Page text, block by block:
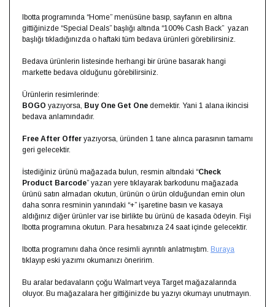
Ibotta programında “Home” menüsüne basıp, sayfanın en altına
gittiğinizde “Special Deals” başlığı altında “100% Cash Back” yazan
başlığı tıkladığınızda o haftaki tüm bedava ürünleri görebilirsiniz.
Bedava ürünlerin listesinde herhangi bir ürüne basarak hangi
markette bedava olduğunu görebilirsiniz.
Ürünlerin resimlerinde:
BOGO yazıyorsa, Buy One Get One demektir. Yani 1 alana ikincisi
bedava anlamındadır.
Free After Offer yazıyorsa, üründen 1 tane alınca parasının tamamı
geri gelecektir.
İstediğiniz ürünü mağazada bulun, resmin altındaki “Check
Product Barcode” yazan yere tıklayarak barkodunu mağazada
ürünü satın almadan okutun, ürünün o ürün olduğundan emin olun
daha sonra resminin yanındaki “+” işaretine basın ve kasaya
aldığınız diğer ürünler var ise birlikte bu ürünü de kasada ödeyin. Fişi
Ibotta programına okutun. Para hesabınıza 24 saat içinde gelecektir.
Ibotta programını daha önce resimli ayrıntılı anlatmıştım. Buraya
tıklayıp eski yazımı okumanızı öneririm.
Bu aralar bedavaların çoğu Walmart veya Target mağazalarında
oluyor. Bu mağazalara her gittiğinizde bu yazıyı okumayı unutmayın.